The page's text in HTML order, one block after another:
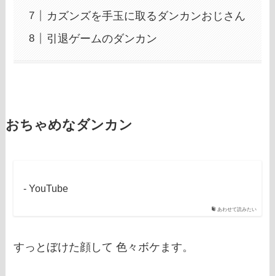
カズンズを手玉に取るダンカンおじさん
引退ゲームのダンカン
おちゃめなダンカン
あわせて読みたい
- YouTube
すっとぼけた顔して 色々ボケます。